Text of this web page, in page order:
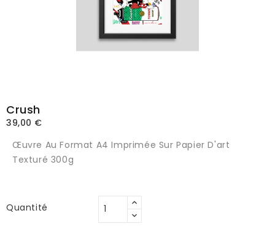
Crush
39,00 €
Œuvre Au Format A4 Imprimée Sur Papier D'art
Texturé 300g
Quantité